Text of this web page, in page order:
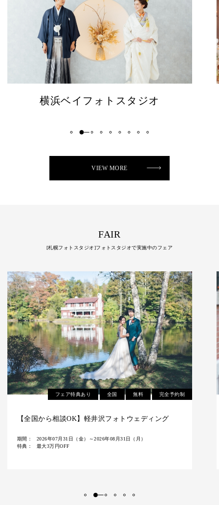
メルパルク名古屋チャペル
VIEW MORE
FAIR
[札幌フォトスタジオ]フォトスタジオで実施中のフェア
フェア特典あり 全国 無料 完全予約制
秋の早割ロケーションフォト₋2026-
期間：
2026年07月31日（金）～2026年08月31日（月）
特典：
最大33,000円OFF